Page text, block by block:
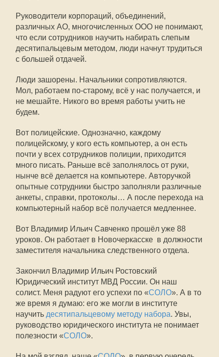
Руководители корпораций, объединений,
различных АО, многочисленных ООО не понимают,
что если сотрудников научить набирать слепым
десятипальцевым методом, люди начнут трудиться
с большей отдачей.
Люди зашорены. Начальники сопротивляются.
Мол, работаем по-старому, всё у нас получается, и
не мешайте. Никого во время работы учить не
будем.
Вот полицейские. Однозначно, каждому
полицейскому, у кого есть компьютер, а он есть
почти у всех сотрудников полиции, приходится
много писать. Раньше всё заполнялось от руки,
нынче всё делается на компьютере. Авторучкой
опытные сотрудники быстро заполняли различные
анкеты, справки, протоколы… А после перехода на
компьютерный набор всё получается медленнее.
Вот Владимир Ильич Савченко прошёл уже 88
уроков. Он работает в Новочеркасске в должности
заместителя начальника следственного отдела.
Закончил Владимир Ильич Ростовский
Юридический институт МВД России. Он наш
солист. Меня радуют его успехи по «СОЛО». А в то
же время я думаю: его же могли в институте
научить десятипальцевому методу набора. Увы,
руководство юридического института не понимает
полезности «СОЛО».